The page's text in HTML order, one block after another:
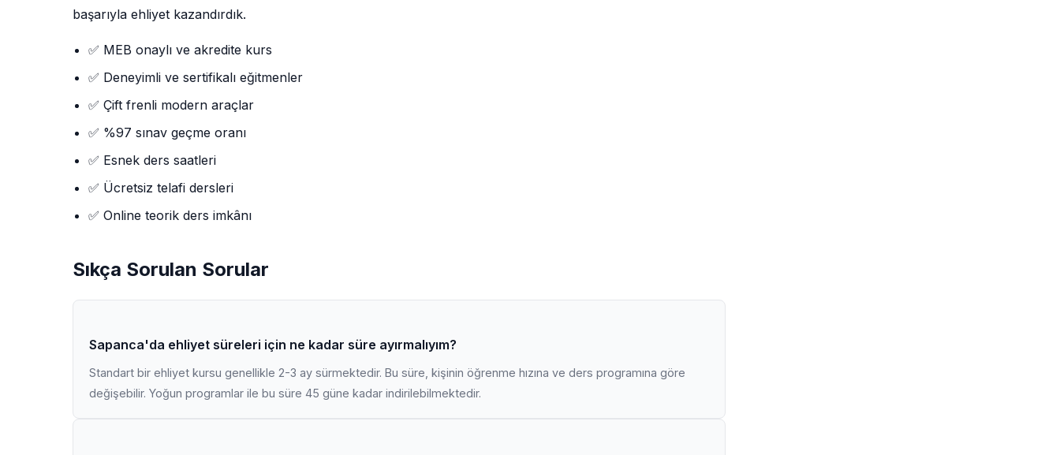
başarıyla ehliyet kazandırdık.
✅ MEB onaylı ve akredite kurs
✅ Deneyimli ve sertifikalı eğitmenler
✅ Çift frenli modern araçlar
✅ %97 sınav geçme oranı
✅ Esnek ders saatleri
✅ Ücretsiz telafi dersleri
✅ Online teorik ders imkânı
Sıkça Sorulan Sorular
Sapanca'da ehliyet süreleri için ne kadar süre ayırmalıyım?
Standart bir ehliyet kursu genellikle 2-3 ay sürmektedir. Bu süre, kişinin öğrenme hızına ve ders programına göre
değişebilir. Yoğun programlar ile bu süre 45 güne kadar indirilebilmektedir.